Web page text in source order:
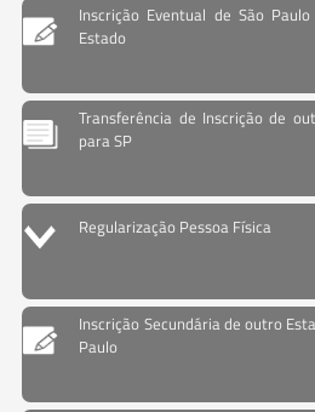
Inscrição Eventual de São
Estado
Transferência de Inscrição de
para SP
Regularização Pessoa Física
Inscrição Secundária de outro
Paulo